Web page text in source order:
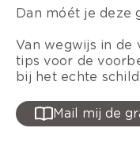
Dan móét je deze
Van wegwijs in de
tips voor de
bij het echte
Mail mij de